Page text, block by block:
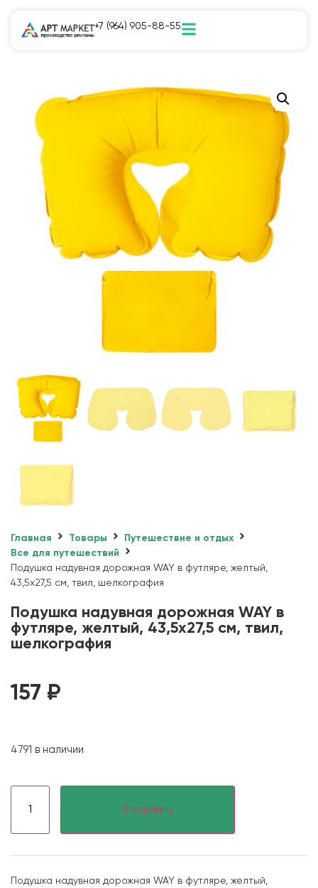
+7 (964) 905-88-55
Главная Товары
Путешествие и отдых
Все для путешествий
Подушка надувная дорожная WAY в футляре, желтый,
43,5х27,5 см, твил, шелкография
Подушка надувная дорожная WAY в
футляре, желтый, 43,5х27,5 см, твил,
шелкография
157 ₽
4791 в наличии
В корзину
Подушка надувная дорожная WAY в футляре, желтый,